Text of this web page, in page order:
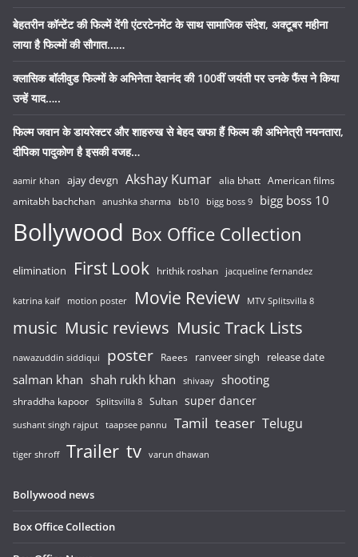
बेहतरीन कॉन्टेंट की फिल्में देंगी एंटरटेनमेंट के साथ सामाजिक संदेश, अक्टूबर महीना
लाया है फिल्मों की सौगात……
क्लासिक बॉलीवुड फिल्मों के अभिनेता देवानंद की 100वीं जयंती पर उनके फैंस ने किया
उन्हें याद…..
फिल्म जवान के डायरेक्टर और शाहरुख से बेहद खफा हैं फिल्म की अभिनेत्री नयनतारा,
दीपिका पादुकोण है इसकी वजह…
aamir khan ajay devgn Akshay Kumar alia bhatt American films
amitabh bachchan anushka sharma bb10 bigg boss 9 bigg boss 10
Bollywood Box Office Collection
elimination First Look hrithik roshan jacqueline fernandez
katrina kaif motion poster Movie Review MTV Splitsvilla 8
music Music reviews Music Track Lists
nawazuddin siddiqui poster Raees ranveer singh release date
salman khan shah rukh khan shivaay shooting
shraddha kapoor Splitsvilla 8 Sultan super dancer
sushant singh rajput taapsee pannu Tamil teaser Telugu
tiger shroff Trailer tv varun dhawan
Bollywood news
Box Office Collection